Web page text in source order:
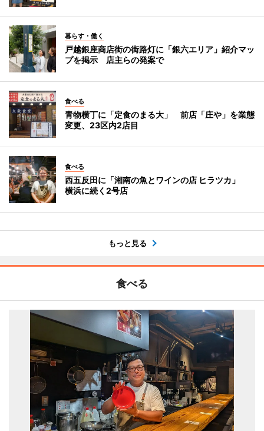
暮らす・働く
戸越銀座商店街の街路灯に「銀六エリア」紹介マッ
プを掲示 店主らの発案で
食べる
青物横丁に「定食のまる大」 前店「庄や」を業態
変更、23区内2店目
食べる
西五反田に「湘南の魚とワインの店 ヒラツカ」
横浜に続く2号店
もっと見る
食べる